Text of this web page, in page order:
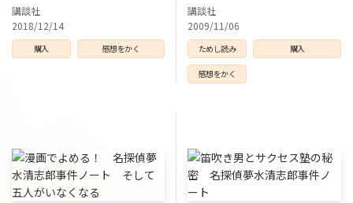
講談社
2018/12/14
購入 感想をかく
講談社
2009/11/06
ためし読み 購入
感想をかく